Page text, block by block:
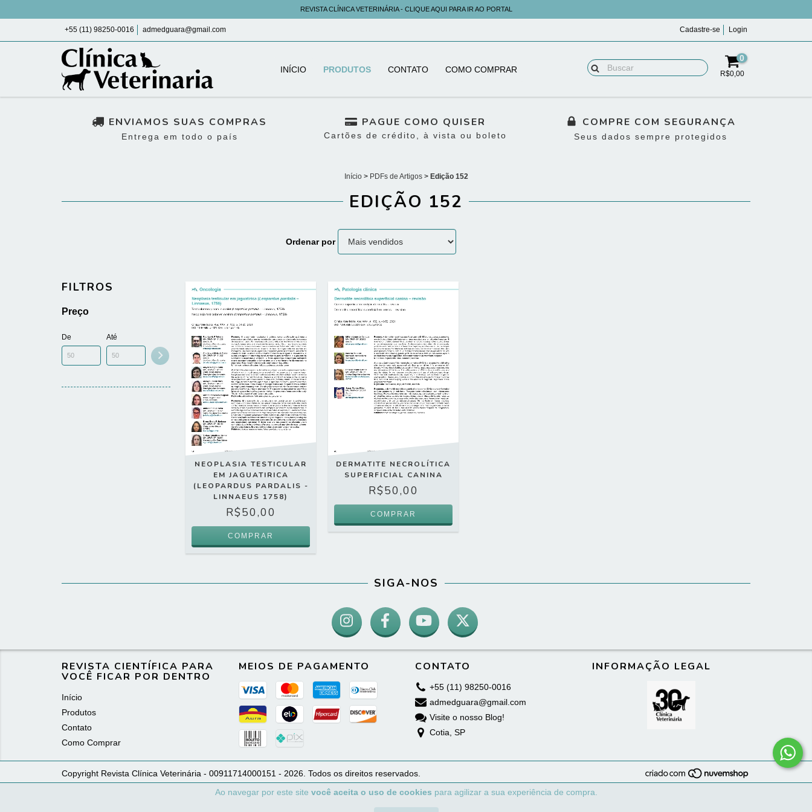
Ao navegar por este site você aceita o uso de cookies para agilizar a sua experiência de compra.
REVISTA CLÍNICA VETERINÁRIA - CLIQUE AQUI PARA IR AO PORTAL
+55 (11) 98250-0016 admedguara@gmail.com Cadastre-se Login
INÍCIO PRODUTOS CONTATO COMO COMPRAR
0
R$0,00
ENVIAMOS SUAS COMPRAS
Entrega em todo o país
PAGUE COMO QUISER
Cartões de crédito, à vista ou boleto
COMPRE COM SEGURANÇA
Seus dados sempre protegidos
Início > PDFs de Artigos > Edição 152
EDIÇÃO 152
Ordenar por
FILTROS
Preço
De Até
NEOPLASIA TESTICULAR
EM JAGUATIRICA
(LEOPARDUS PARDALIS -
LINNAEUS 1758)
R$50,00
DERMATITE NECROLÍTICA
SUPERFICIAL CANINA
R$50,00
SIGA-NOS
REVISTA CIENTÍFICA PARA
VOCÊ FICAR POR DENTRO
Início
Produtos
Contato
Como Comprar
MEIOS DE PAGAMENTO CONTATO
+55 (11) 98250-0016
admedguara@gmail.com
Visite o nosso Blog!
Cotia, SP
INFORMAÇÃO LEGAL
Copyright Revista Clínica Veterinária - 00911714000151 - 2026. Todos os direitos reservados.